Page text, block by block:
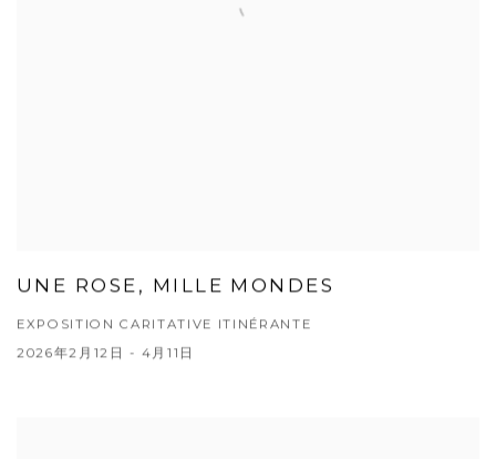
UNE ROSE, MILLE MONDES
EXPOSITION CARITATIVE ITINÉRANTE
2026年2月12日 - 4月11日